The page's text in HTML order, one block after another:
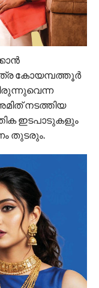
കോയമ്പത്തൂര്‍
നടത്തിയ
ഇടപാടുകളും
തുടരും.